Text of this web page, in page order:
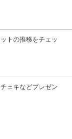
トの推移をチェッ
ェキなどプレゼン